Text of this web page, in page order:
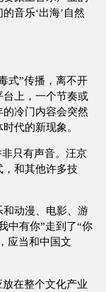
音乐‘出海’自然
式”传播，离不开
上，一个节奏或
冷门内容会突然
代的新现象。
只有声音。汪京
和其他许多技
动漫、电影、游
中有你”走到了“你
应当和中国文
在整个文化产业